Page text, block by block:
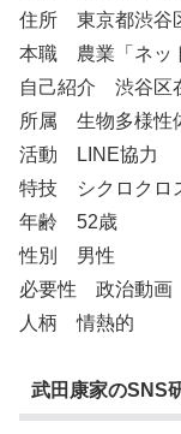
住所 東京都渋谷
本職 農業「ネッ
自己紹介 渋谷区
所属 生物多様性
活動 LINE協力
特技 シクロクロ
年齢 52歳
性別 男性
必要性 政治動画
人柄 情熱的
武田康家のSNS